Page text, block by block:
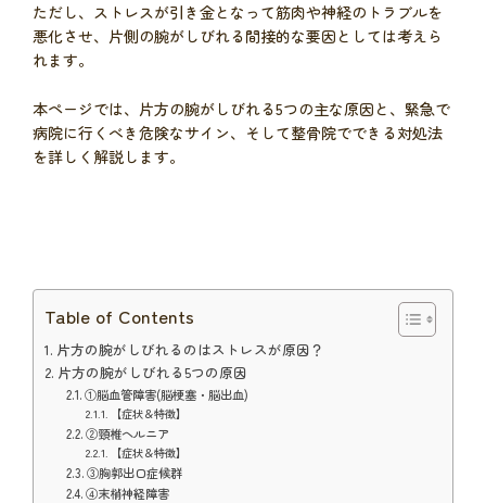
ただし、ストレスが引き金となって筋肉や神経のトラブルを
悪化させ、片側の腕がしびれる間接的な要因としては考えら
れます。
本ページでは、片方の腕がしびれる5つの主な原因と、緊急で
病院に行くべき危険なサイン、そして整骨院でできる対処法
を詳しく解説します。
Table of Contents
片方の腕がしびれるのはストレスが原因？
片方の腕がしびれる5つの原因
①脳血管障害(脳梗塞・脳出血)
【症状＆特徴】
②頸椎ヘルニア
【症状＆特徴】
③胸郭出口症候群
④末梢神経障害